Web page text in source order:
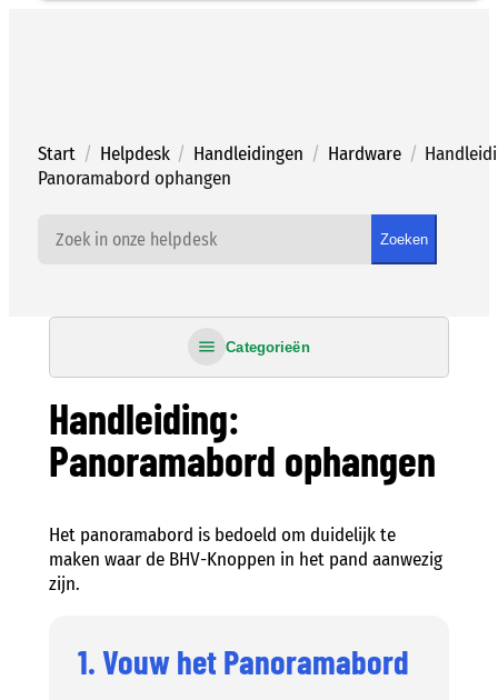
Start / Helpdesk / Handleidingen / Hardware /
Panoramabord ophangen
Zoeken
Categorieën
Handleiding:
Panoramabord ophangen
Het panoramabord is bedoeld om duidelijk te
maken waar de BHV-Knoppen in het pand aanwezig
zijn.
1. Vouw het Panoramabord